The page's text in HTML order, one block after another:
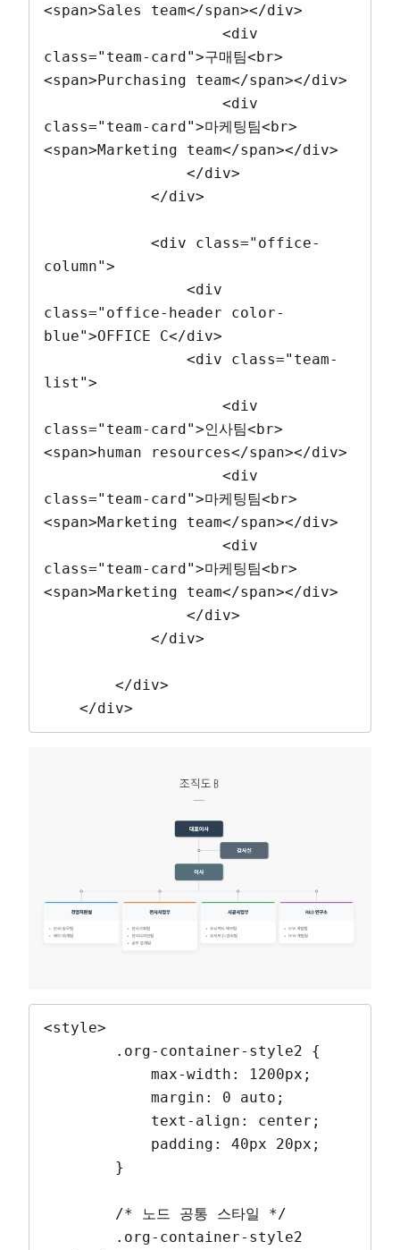
<span>Sales team</span></div>
                    <div
class="team-card">구매팀<br>
<span>Purchasing team</span></div>
                    <div
class="team-card">마케팅팀<br>
<span>Marketing team</span></div>
                </div>
            </div>
            <div class="office-
column">
                <div
class="office-header color-
blue">OFFICE C</div>
                <div class="team-
list">
                    <div
class="team-card">인사팀<br>
<span>human resources</span></div>
                    <div
class="team-card">마케팅팀<br>
<span>Marketing team</span></div>
                    <div
class="team-card">마케팅팀<br>
<span>Marketing team</span></div>
                </div>
            </div>
        </div>
    </div>
<style>
            max-width: 1200px;
            margin: 0 auto;